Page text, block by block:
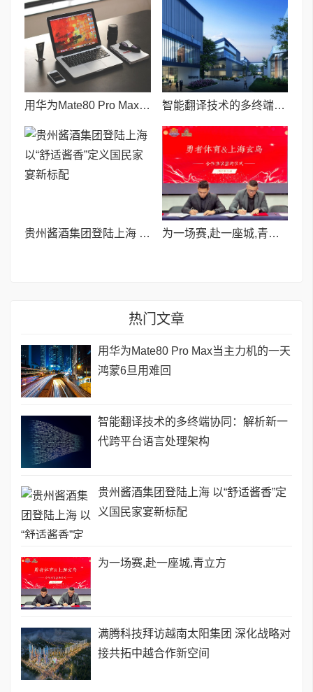
用华为Mate80 Pro Max当主力机的一天 鸿蒙6旦用难回 智能翻译技术的多终端协同：解析新一代跨平台语言处理架构
贵州酱酒集团登陆上海 以“舒适酱香”定义国民家宴新标配 为一场赛,赴一座城,青立方
热门文章
用华为Mate80 Pro Max当主力机的一天
鸿蒙6旦用难回
智能翻译技术的多终端协同：解析新一
代跨平台语言处理架构
贵州酱酒集团登陆上海 以“舒适酱香”定
义国民家宴新标配
为一场赛,赴一座城,青立方
​满腾科技拜访越南太阳集团 深化战略对
接共拓中越合作新空间